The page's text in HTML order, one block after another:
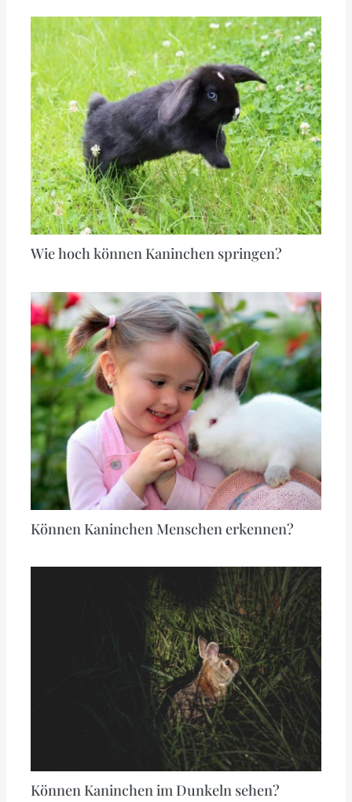
Wie hoch können Kaninchen springen?
Können Kaninchen Menschen erkennen?
Können Kaninchen im Dunkeln sehen?